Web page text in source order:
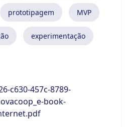
prototipagem MVP
experimentação
c630-457c-8789-
book-